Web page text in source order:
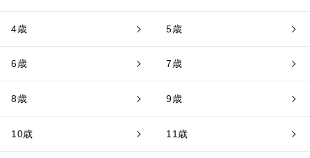
4歳 5歳
6歳 7歳
8歳 9歳
10歳 11歳